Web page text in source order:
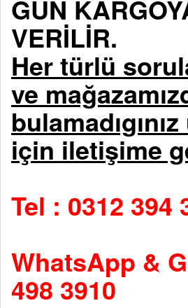
GÜN
VERİLİR.
Her türlü
ve
için iletişime
Tel : 0312 394
WhatsApp &
498 3910